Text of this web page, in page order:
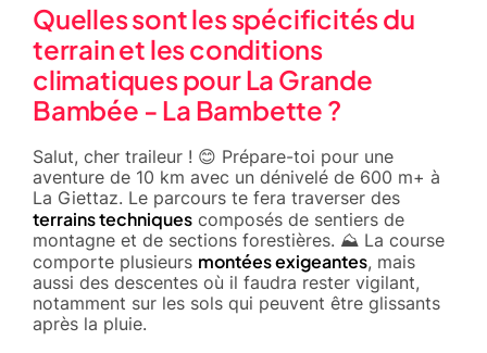
Quelles sont les spécificités du
terrain et les conditions
climatiques pour La Grande
Bambée - La Bambette ?
Salut, cher traileur ! 😊 Prépare-toi pour une
aventure de 10 km avec un dénivelé de 600 m+ à
La Giettaz. Le parcours te fera traverser des
terrains techniques composés de sentiers de
montagne et de sections forestières. ⛰️ La course
comporte plusieurs montées exigeantes, mais
aussi des descentes où il faudra rester vigilant,
notamment sur les sols qui peuvent être glissants
après la pluie.